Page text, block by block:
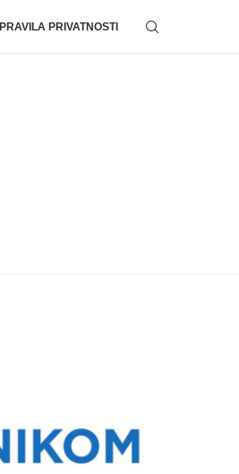
PRAVILA PRIVATNOSTI